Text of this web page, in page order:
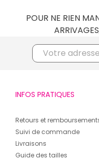
POUR NE RIEN
INFOS PRATIQUES
Retours et
Suivi de commande
Livraisons
Guide des tailles